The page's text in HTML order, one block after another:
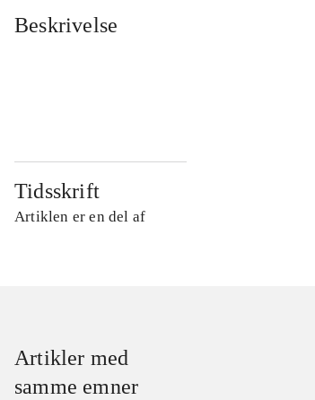
Beskrivelse
Tidsskrift
Artiklen er en del af
Artikler med
samme emner